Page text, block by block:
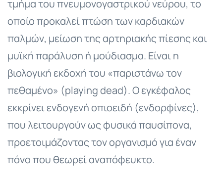
τμήμα του πνευμονογαστρικού νεύρου, το
οποίο προκαλεί πτώση των καρδιακών
παλμών, μείωση της αρτηριακής πίεσης και
μυϊκή παράλυση ή μούδιασμα. Είναι η
βιολογική εκδοχή του «παριστάνω τον
πεθαμένο» (playing dead). Ο εγκέφαλος
εκκρίνει ενδογενή οπιοειδή (ενδορφίνες),
που λειτουργούν ως φυσικά παυσίπονα,
προετοιμάζοντας τον οργανισμό για έναν
πόνο που θεωρεί αναπόφευκτο.